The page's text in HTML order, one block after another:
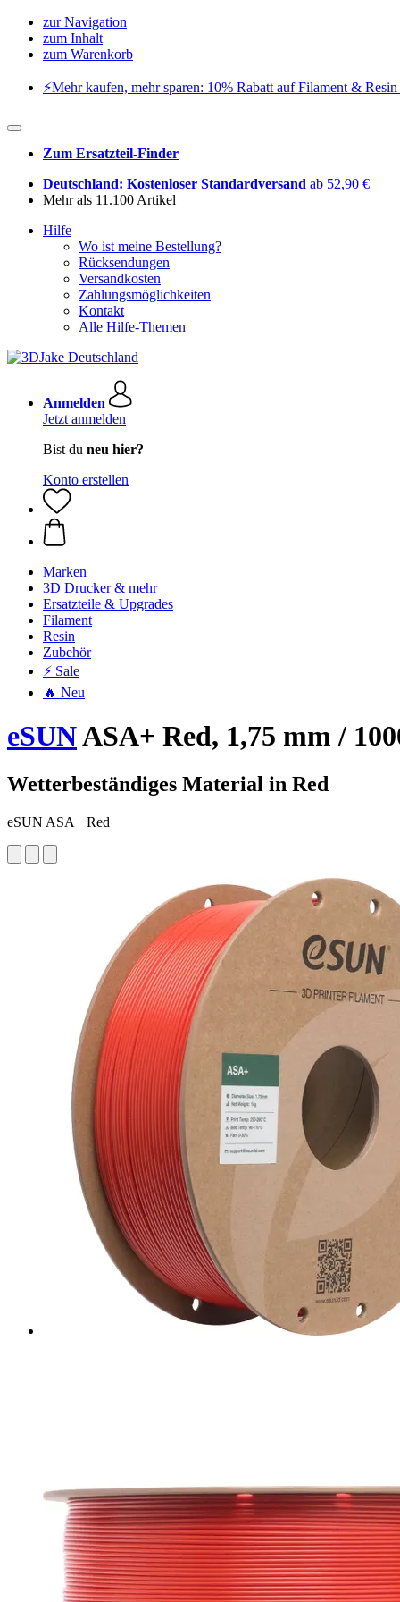
zur Navigation
zum Inhalt
zum Warenkorb
⚡️Mehr kaufen, mehr sparen: 10% Rabatt auf Filament &
Zum Ersatzteil-Finder
Deutschland: Kostenloser Standardversand ab 52,90 €
Mehr als 11.100 Artikel
Hilfe
Wo ist meine Bestellung?
Rücksendungen
Versandkosten
Zahlungsmöglichkeiten
Kontakt
Alle Hilfe-Themen
Anmelden
Jetzt anmelden
Bist du neu hier?
Konto erstellen
Marken
3D Drucker & mehr
Ersatzteile & Upgrades
Filament
Resin
Zubehör
⚡ Sale
🔥 Neu
eSUNASA+ Red, 1,75 mm /
Wetterbeständiges Material in Red
eSUN ASA+ Red